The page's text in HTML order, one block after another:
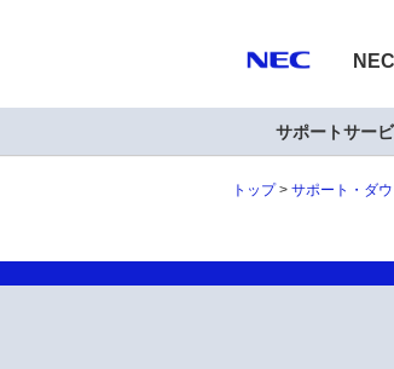
サポートサー
トップ サポート・ダ